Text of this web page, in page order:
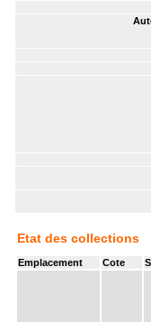
Etat des collections
Emplacement Cote